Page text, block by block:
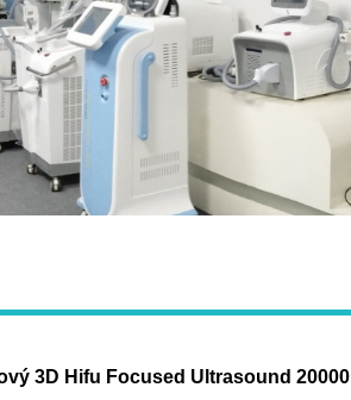
3D Hifu Focused Ultrasound 20000